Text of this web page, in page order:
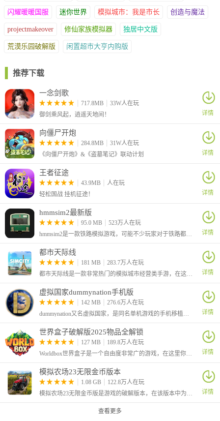
分析:主要推荐购买龙盾和百夫长盾牌
奥古斯都头盔:虽然看数据增加生命以及防御但华而不实.本作防御
力所带来的伤害减免效果极少(防御力详情见文章末尾图片)
缺点:军衔为执政官，注定了不是平民能佩戴的东西
推荐将领:凯撒
龙盾:非常好用的准备，步兵神装我们可以想象一下25%的生命意味
着什么4编的重步兵却可以拥有5编重步兵的血量大大提升了存活能
缺点:元帅.新手前期不适合购买
推荐将领:所以步兵将领 骑兵也可装备
百夫长盾牌:生命加成参考龙盾但远远不如龙盾
闪耀暖暖国服 迷你世界 模拟城市：我是市长 创造与魔法
projectmakeover 修仙家族模拟器 独居中文版
荒漠乐园破解版 闲置超市大亨内购版
推荐下载
一念剑歌
717.8MB
33W人在玩
御剑乘风起，逍遥天地间！
详情
向僵尸开炮
284.8MB
31W人在玩
《向僵尸开炮》&《盗墓笔记》联动计划
详情
王者征途
43.9MB
人在玩
轻松国战 挂机征途！
详情
hmmsim2最新版
95.0 MB
523万人在玩
hmmsim2是一款铁路模拟游戏，可能不少玩家对于铁路都非常的感兴趣，想知道列车的驾驶体验，这款游戏真实还原和模拟列车的行驶，玩家可以按照任务去到达一些站点。
详情
都市天际线
181 MB
283.7万人在玩
都市天际线是一款非常热门的模拟城市经营类手游，在这里玩家将从零开始经营一座城市，开局你需要先规划好城市中的路线，并建造各种标示性的建筑，吸引更多的居民前来入驻。
详情
虚拟国家dummynation手机版
142 MB
276.6万人在玩
dummynation又名虚拟国家，是同名单机游戏的手机移植版本，在移动端玩家也能够体验高自由的仿真世界国家建设策略类型手机游戏。从国家的角度来进行政治、经济、文化等各方面的宏观方针制定。
详情
世界盒子破解版2025物品全解锁
127 MB
189.8万人在玩
Worldbox世界盒子是一个自由度非常广的游戏，在这里你将创建一个世界，你就是这个世界的神，可以创造任何元素和生物
详情
模拟农场23无限金币版本
1.08 GB
122.8万人在玩
模拟农场23无限金币版是游戏的破解版本，在该版本中为玩家提供了无限金币，并且部分车辆的价格变0，让玩家买车更加的方便。这是一款手机农场模拟游戏，在游戏中你将成为一名农场主，自由管理自己的农场。
详情
查看更多